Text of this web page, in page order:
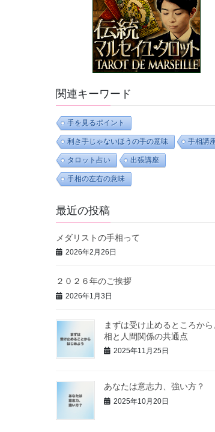
関連キーワード
手を見るポイント
利き手じゃないほうの手の意味 手相講
タロット占い 出張講座
手相の左右の意味
最近の投稿
メダリストの手相って
2026年2月26日
２０２６年のご挨拶
2026年1月3日
まずは受け止めるところか
相と人間関係の共通点
2025年11月25日
あなたは意志力、強い方？
2025年10月20日